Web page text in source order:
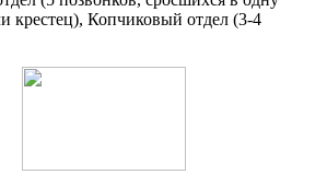
крестец), Копчиковый отдел (3-4